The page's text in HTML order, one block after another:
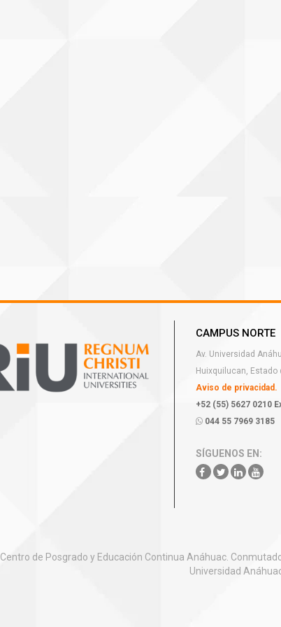
CAMPUS NORTE
Av. Universidad
Huixquilucan, Estado
Aviso de privacidad.
+52 (55) 5627 0210
044 55 7969 3185
SÍGUENOS EN:
Centro de Posgrado y Educación Continua Anáhuac.
Universidad